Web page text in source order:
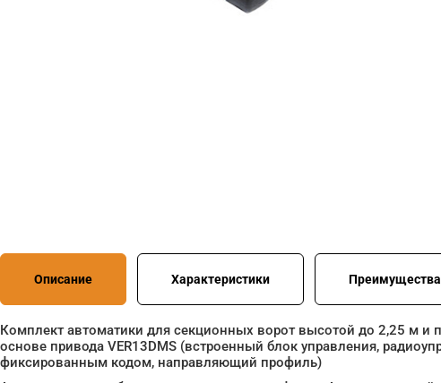
Описание Характеристики Преимущества
Комплект автоматики для секционных ворот высотой до 2,25 м
основе привода VER13DMS (встроенный блок управления,
фиксированным кодом, направляющий профиль)